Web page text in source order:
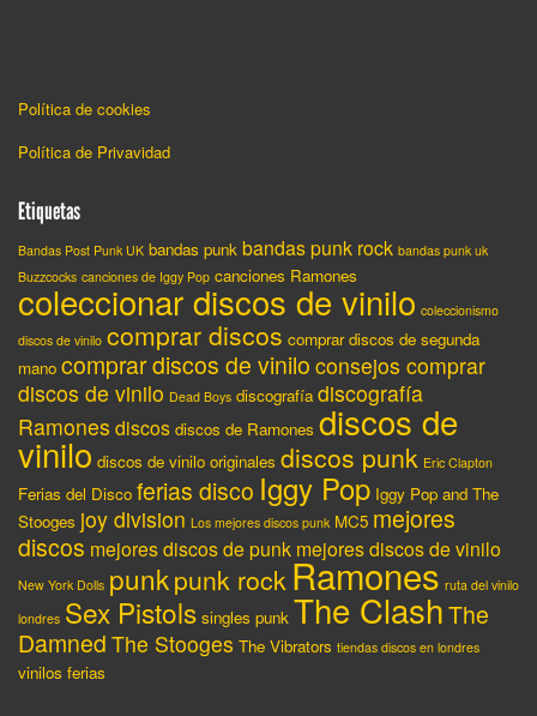
Política de cookies
Política de Privavidad
Etiquetas
Bandas Post Punk UK bandas punk bandas punk rock bandas punk uk
Buzzcocks canciones de Iggy Pop canciones Ramones
coleccionar discos de vinilo coleccionismo
discos de vinilo comprar discos comprar discos de segunda
mano comprar discos de vinilo consejos comprar
discos de vinilo Dead Boys discografía discografía
Ramones discos discos de Ramones discos de
vinilo discos de vinilo originales discos punk Eric Clapton
Ferias del Disco ferias disco Iggy Pop Iggy Pop and The
Stooges joy division Los mejores discos punk MC5 mejores
discos mejores discos de punk mejores discos de vinilo
New York Dolls punkpunk rock Ramones ruta del vinilo
londres Sex Pistols singles punk The ClashThe
Damned The Stooges The Vibrators tiendas discos en londres
vinilos ferias